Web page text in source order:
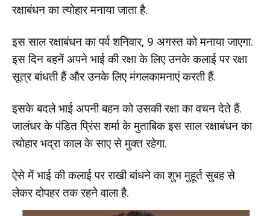
रक्षाबंधन का त्योहार मनाया जाता है.
इस साल रक्षाबंधन का पर्व शनिवार, 9 अगस्त को मनाया जाएगा.
इस दिन बहनें अपने भाई की रक्षा के लिए उनके कलाई पर रक्षा
सूत्र बांधती हैं और उनके लिए मंगलकामनाएं करती हैं.
इसके बदले भाई अपनी बहन को उसकी रक्षा का वचन देते हैं.
जालंधर के पंडित प्रिंस शर्मा के मुताबिक इस साल रक्षाबंधन का
त्योहार भद्रा काल के साए से मुक्त रहेगा.
ऐसे में भाई की कलाई पर राखी बांधने का शुभ मुहूर्त सुबह से
लेकर दोपहर तक रहने वाला है.